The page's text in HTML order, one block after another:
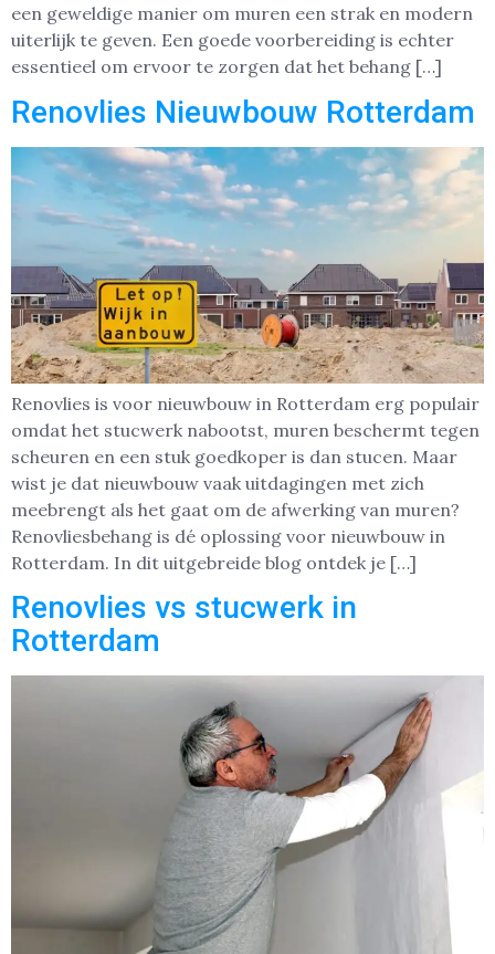
een geweldige manier om muren een strak en modern
uiterlijk te geven. Een goede voorbereiding is echter
essentieel om ervoor te zorgen dat het behang […]
Renovlies Nieuwbouw Rotterdam
Renovlies is voor nieuwbouw in Rotterdam erg populair
omdat het stucwerk nabootst, muren beschermt tegen
scheuren en een stuk goedkoper is dan stucen. Maar
wist je dat nieuwbouw vaak uitdagingen met zich
meebrengt als het gaat om de afwerking van muren?
Renovliesbehang is dé oplossing voor nieuwbouw in
Rotterdam. In dit uitgebreide blog ontdek je […]
Renovlies vs stucwerk in
Rotterdam